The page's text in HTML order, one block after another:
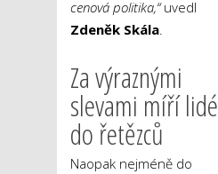
cenová politika,“uvedl
Zdeněk Skála.
Za výraznými
slevami míří lidé
do řetězců
Naopak nejméně do